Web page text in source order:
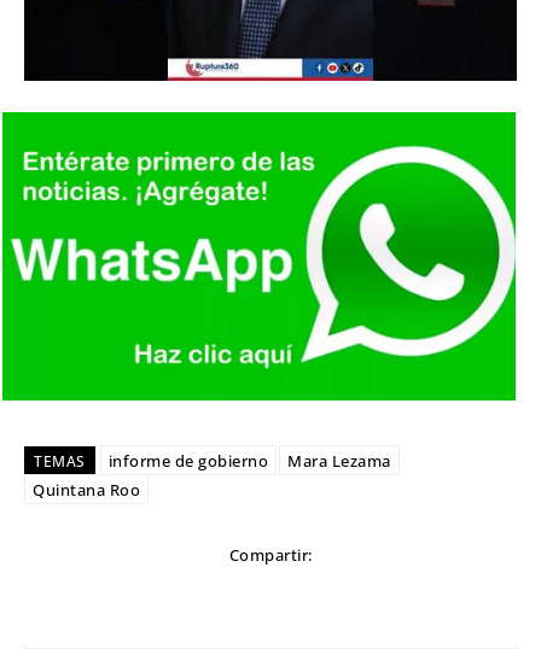
TEMAS informe de gobierno
Mara Lezama
Quintana Roo
Compartir: